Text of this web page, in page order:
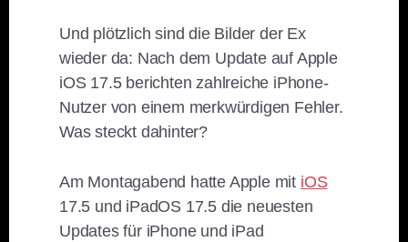
Und plötzlich sind die Bilder der Ex
wieder da: Nach dem Update auf Apple
iOS 17.5 berichten zahlreiche iPhone-
Nutzer von einem merkwürdigen Fehler.
Was steckt dahinter?
Am Montagabend hatte Apple mit iOS
17.5 und iPadOS 17.5 die neuesten
Updates für iPhone und iPad